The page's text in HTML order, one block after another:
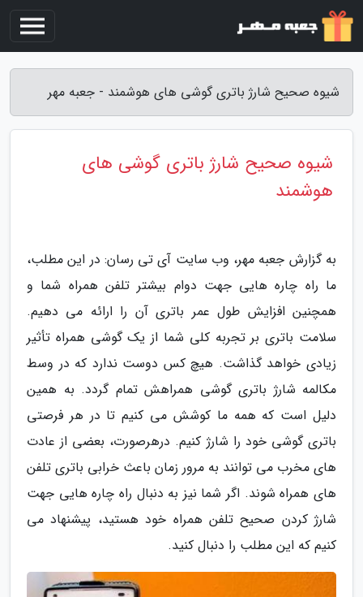
شیوه صحیح شارژ باتری گوشی های هوشمند - جعبه مهر
شیوه صحیح شارژ باتری گوشی های
هوشمند
به گزارش جعبه مهر، وب سایت آی تی رسان: در این مطلب،
ما راه چاره هایی جهت دوام بیشتر تلفن همراه شما و
همچنین افزایش طول عمر باتری آن را ارائه می دهیم.
سلامت باتری بر تجربه کلی شما از یک گوشی همراه تأثیر
زیادی خواهد گذاشت. هیچ کس دوست ندارد که در وسط
مکالمه شارژ باتری گوشی همراهش تمام گردد. به همین
دلیل است که همه ما کوشش می کنیم تا در هر فرصتی
باتری گوشی خود را شارژ کنیم. درهرصورت، بعضی از عادت
های مخرب می توانند به مرور زمان باعث خرابی باتری تلفن
های همراه شوند. اگر شما نیز به دنبال راه چاره هایی جهت
شارژ کردن صحیح تلفن همراه خود هستید، پیشنهاد می
کنیم که این مطلب را دنبال کنید.